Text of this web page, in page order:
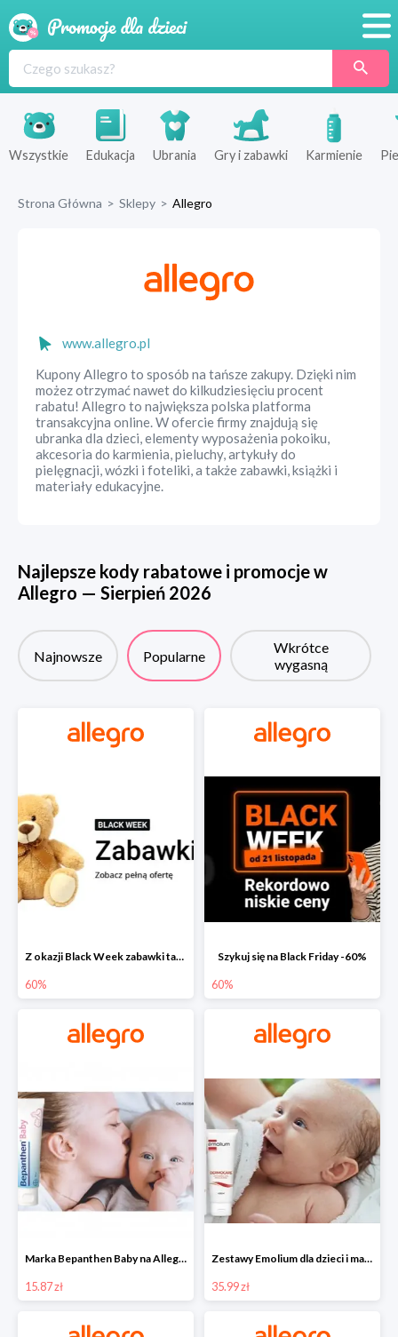
Produkty
Sklepy
Wszystkie Edukacja Ubrania Gry i zabawki Karmienie
Strona Główna > Sklepy > Allegro
www.allegro.pl
Kupony Allegro to sposób na tańsze zakupy. Dzięki nim
możez otrzymać nawet do kilkudziesięciu procent
rabatu! Allegro to największa polska platforma
transakcyjna online. W ofercie firmy znajdują się
ubranka dla dzieci, elementy wyposażenia pokoiku,
akcesoria do karmienia, pieluchy, artykuły do
pielęgnacji, wózki i foteliki, a także zabawki, książki i
materiały edukacyjne.
Najlepsze kody rabatowe i promocje w
Allegro — Sierpień 2026
Najnowsze Popularne
Wkrótce
wygasną
Z okazji Black Week zabawki taniej na allegro.pl
60%
Szykuj się na Black Friday -60%
60%
Marka Bepanthen Baby na Allegro od 15,87 zł!
15.87 zł
Zestawy Emolium dla dzieci i mam na Allegro od 35,99 zł
35.99 zł